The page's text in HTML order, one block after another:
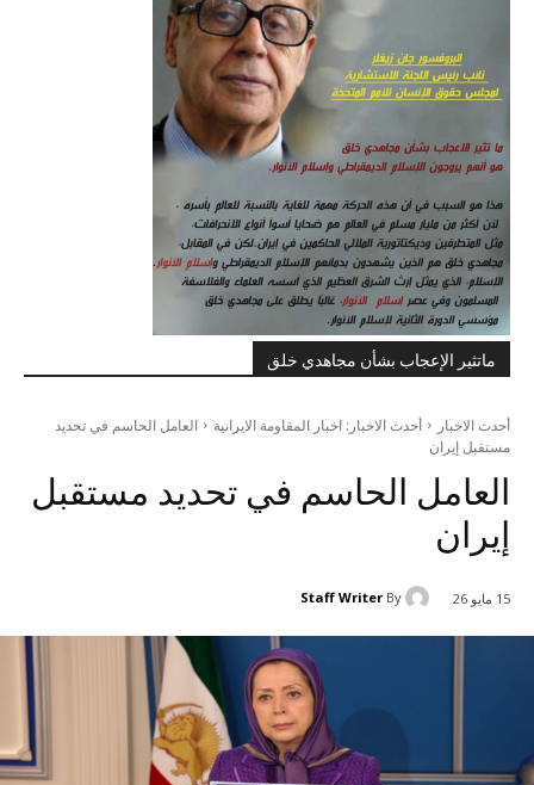
ماتثير الإعجاب بشأن مجاهدي خلق
أحدث الاخبار أحدث الاخبار: اخبار المقاومة الايرانية
العامل الحاسم في تحديد
مستقبل إيران
العامل الحاسم في تحديد مستقبل
إيران
15 مايو 26 By
Staff Writer